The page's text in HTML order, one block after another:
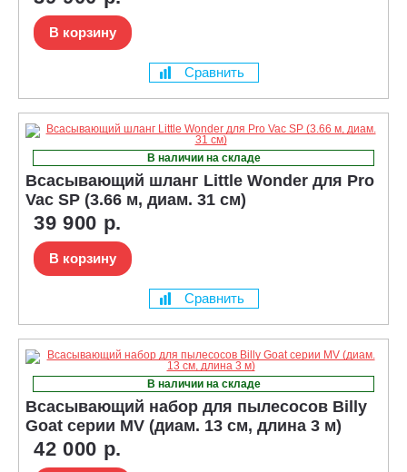
В корзину
Сравнить
В наличии на складе
Всасывающий шланг Little Wonder для Pro
Vac SP (3.66 м, диам. 31 см)
39 900 р.
В корзину
Сравнить
В наличии на складе
Всасывающий набор для пылесосов Billy
Goat серии MV (диам. 13 см, длина 3 м)
42 000 р.